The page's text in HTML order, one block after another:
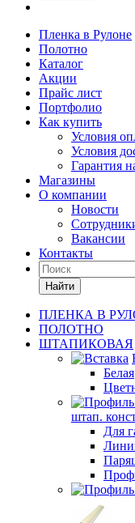
Пленка в Рулоне
Полотно
Каталог
Акции
Прайс лист
Портфолио
Как купить
Условия
Условия
Гарантия
Магазины
О компании
Новости
Вакансии
Контакты
Найти
ПЛЕНКА В
ПОЛОТНО
ШТАПИКОВАЯ
Белая
штап.
Для